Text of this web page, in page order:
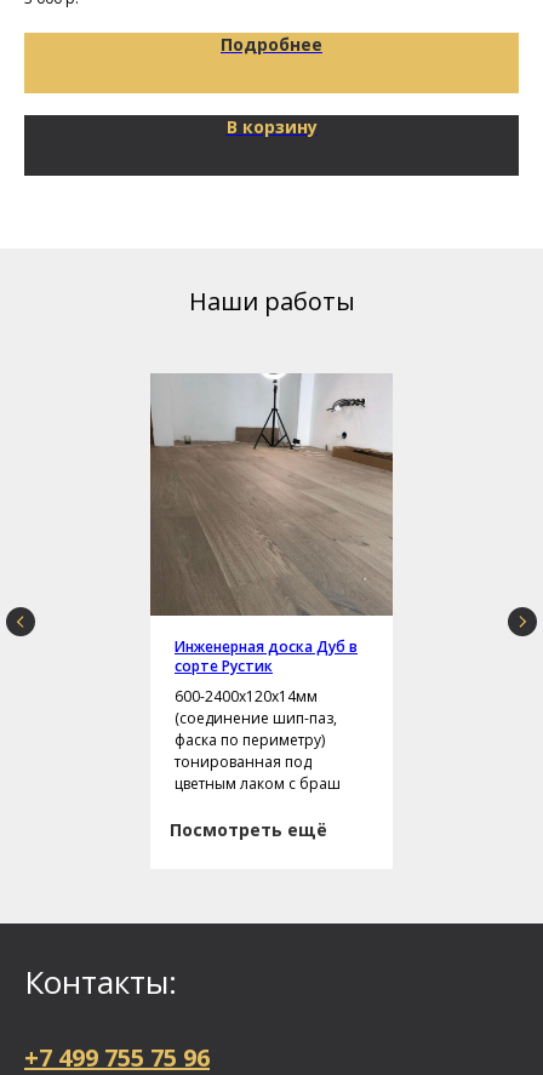
Подробнее
В корзину
Наши работы
Инженерная доска Дуб в
сорте Рустик
600-2400х120х14мм
(соединение шип-паз,
фаска по периметру)
тонированная под
цветным лаком с браш
Посмотреть ещё
Контакты:
+7 499 755 75 96